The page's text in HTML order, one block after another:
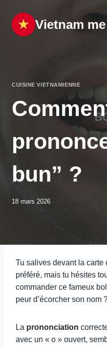
contenu
Vietnam
CUISINE VIETNAMIENNE
bun” ?
18 mars 2026
Tu salives devant la carte
préféré, mais tu hésites
commander ce fameux
peur d’écorcher son nom
La prononciation
avec un « o » ouvert,